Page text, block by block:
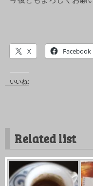
X Facebook
いいね:
Related list